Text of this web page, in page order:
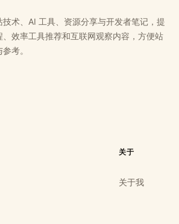
术、AI 工具、资源分享与开发者笔记，提
效率工具推荐和互联网观察内容，方便站
考。
关于
关于我